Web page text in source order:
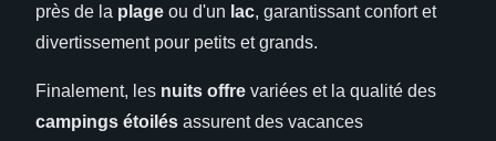
près de la plage ou d'un lac, garantissant confort et
divertissement pour petits et grands.
Finalement, les nuits offre variées et la qualité des
campings étoilés assurent des vacances